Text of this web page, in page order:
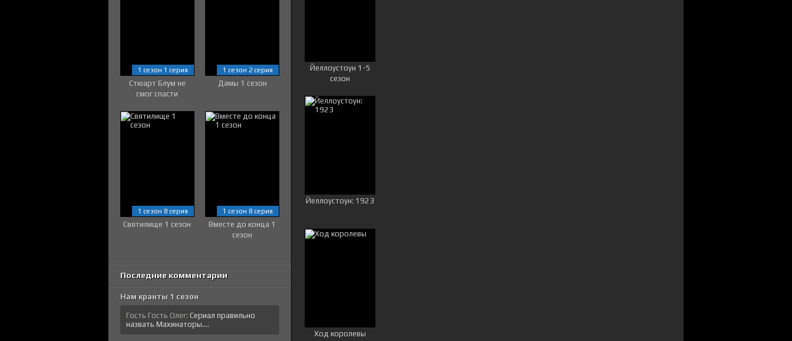
Йеллоустоун 1-5
сезон
Йеллоустоун: 1923
Ход королевы
Стюарт Блум не
смог спасти
1 сезон 1 серия
Дамы 1 сезон
1 сезон 2 серия
Святилище 1 сезон
1 сезон 8 серия
Вместе до конца 1
сезон
1 сезон 8 серия
Последние комментарии
Нам кранты 1 сезон
Гость Гость Олег: Сериал правильно
назвать Махинаторы....